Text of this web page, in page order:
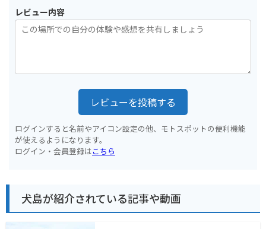
レビュー内容
レビューを投稿する
ログインすると名前やアイコン設定の他、モトスポットの便利機能
が使えるようになります。
ログイン・会員登録はこちら
犬島が紹介されている記事や動画